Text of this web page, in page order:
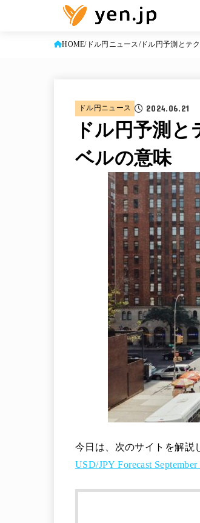
HOME ドル円ニュース ドル円予測とテ
ドル円ニュース 2024.06.21
ドル円予測
ベルの意味
今日は、次のサイトを解説
USD/JPY Forecast